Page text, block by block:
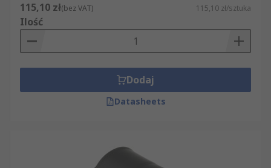
115,10 zł(bez VAT) 115,10 zł/sztuka
Ilość
Dodaj
Datasheets